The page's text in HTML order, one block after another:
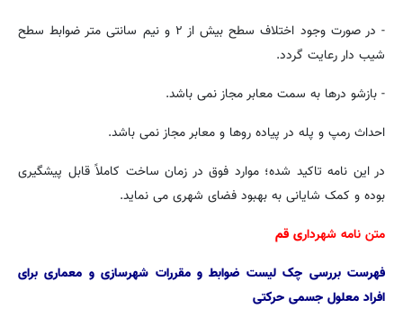
- در صورت وجود اختلاف سطح بیش از ۲ و نیم سانتی متر ضوابط سطح
شیب دار رعایت گردد.
- بازشو درها به سمت معابر مجاز نمی باشد.
احداث رمپ و پله در پیاده روها و معابر مجاز نمی باشد.
در این نامه تاکید شده؛ موارد فوق در زمان ساخت کاملاً قابل پیشگیری
بوده و کمک شایانی به بهبود فضای شهری می نماید.
متن نامه شهرداری قم
فهرست بررسی چک لیست ضوابط و مقررات شهرسازی و معماری برای
افراد معلول جسمی حرکتی